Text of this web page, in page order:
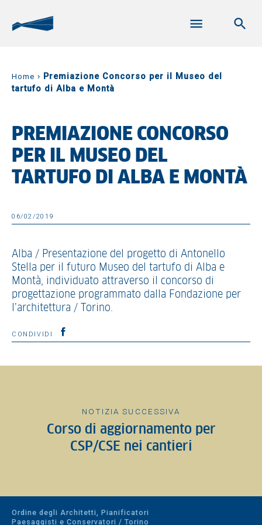
Home › Premiazione Concorso per il Museo del
tartufo di Alba e Montà
PREMIAZIONE CONCORSO
PER IL MUSEO DEL
TARTUFO DI ALBA E MONTÀ
06/02/2019
Alba / Presentazione del progetto di Antonello
Stella per il futuro Museo del tartufo di Alba e
Montà, individuato attraverso il concorso di
progettazione programmato dalla Fondazione per
l’architettura / Torino.
CONDIVIDI
NOTIZIA SUCCESSIVA
Corso di aggiornamento per
CSP/CSE nei cantieri
Ordine degli Architetti, Pianificatori
Paesaggisti e Conservatori / Torino